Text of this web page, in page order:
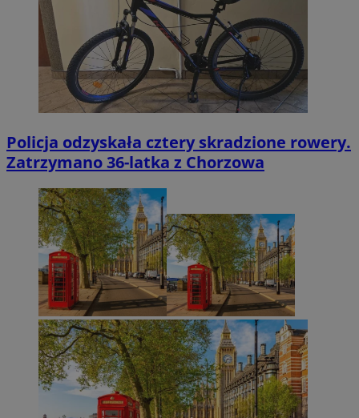
Policja odzyskała cztery skradzione rowery.
Zatrzymano 36-latka z Chorzowa